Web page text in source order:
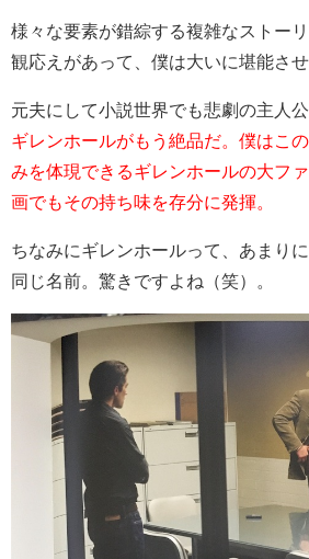
様々な要素が錯綜する複雑なストー
観応えがあって、僕は大いに堪能させ
元夫にして小説世界でも悲劇の主人
ギレンホールがもう絶品だ。僕はこ
みを体現できるギレンホールの大フ
画でもその持ち味を存分に発揮。
ちなみにギレンホールって、あまり
同じ名前。驚きですよね（笑）。